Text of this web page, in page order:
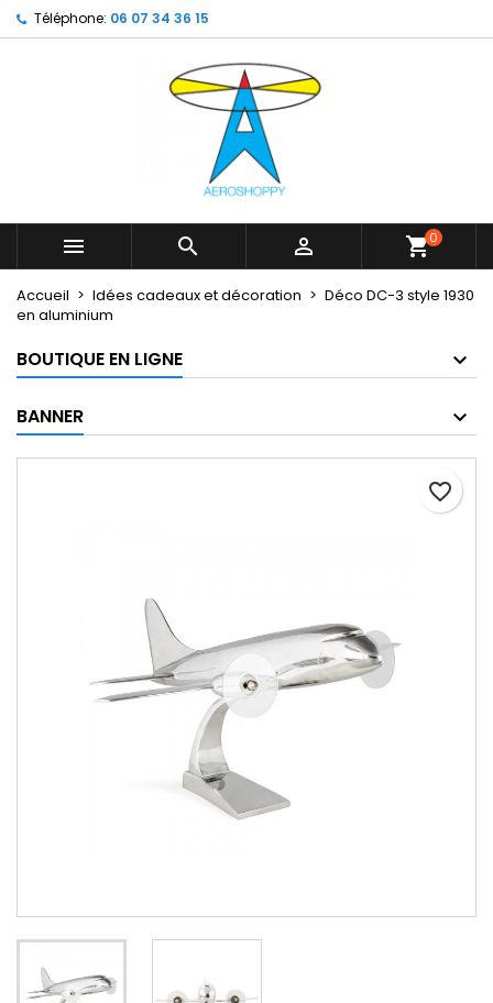
Téléphone: 06 07 34 36 15
   shopping_cart0
Accueil Idées cadeaux et décoration
Déco DC-3 style 1930
en aluminium
BOUTIQUE EN LIGNE
BANNER
favorite_border
My wishlists ×
Create new list
Créer une liste d'envies ×
Nom de la liste d'envies
Connexion ×
Vous devez être connecté pour ajouter des produits à